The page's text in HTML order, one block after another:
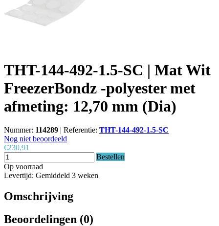
THT-144-492-1.5-SC | Mat Wit
FreezerBondz -polyester met
afmeting: 12,70 mm (Dia)
Nummer: 114289 | Referentie: THT-144-492-1.5-SC
Nog niet beoordeeld
€230,91
Bestellen
Op voorraad
Levertijd: Gemiddeld 3 weken
Omschrijving
Beoordelingen (0)